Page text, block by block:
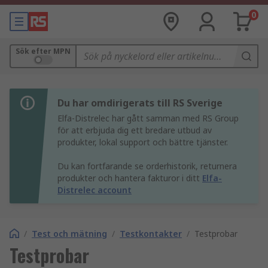
0
Sök efter MPN
Du har omdirigerats till RS Sverige
Elfa-Distrelec har gått samman med RS Group
för att erbjuda dig ett bredare utbud av
produkter, lokal support och bättre tjänster.
Du kan fortfarande se orderhistorik, returnera
produkter och hantera fakturor i ditt Elfa-
Distrelec account
/ Test och mätning / Testkontakter / Testprobar
Testprobar